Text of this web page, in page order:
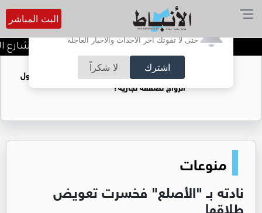
أترغب في تفعيل الإشعارات؟
حتى لا تفوتك آخر الأحداث والأخبار العاجلة
اشترك لا شكراً
البث المباشر
توقيف شبكات دعارة في شارع
فتيات يستغللنه لتحقيق مكاسب مادية.. هل تحول
الزواج لصفقة تجارية؟
منوعات
نادته بـ "الأصلع" فخسرت تعويض
طلاقها